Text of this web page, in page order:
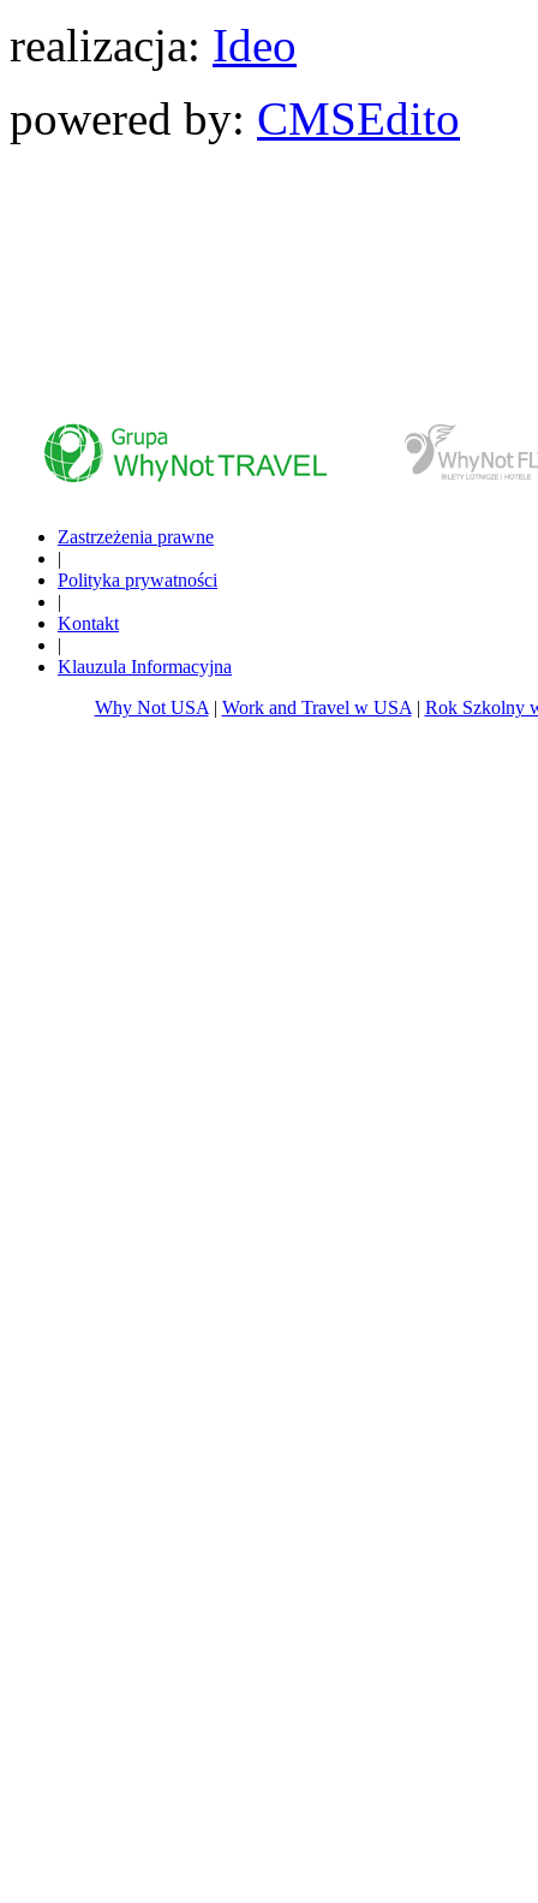
realizacja: Ideo
powered by: CMSEdito
Zastrzeżenia prawne
|
Polityka prywatności
|
Kontakt
|
Klauzula Informacyjna
Why Not USA | Work and Travel w USA | Rok Szkolny